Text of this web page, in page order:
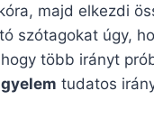
majd elkezdi
szótagokat úgy,
több irányt
tudatos